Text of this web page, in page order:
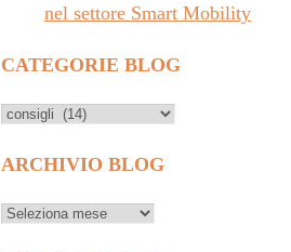
nel settore Smart Mobility
CATEGORIE BLOG
ARCHIVIO BLOG